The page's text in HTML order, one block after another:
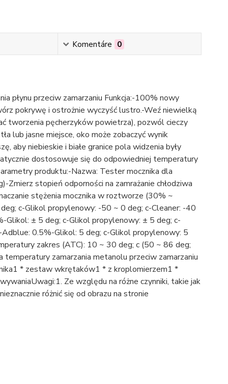
Komentáre 0
płynu przeciw zamarzaniu Funkcja:-100% nowy
pokrywę i ostrożnie wyczyść lustro.-Weź niewielką
tworzenia pęcherzyków powietrza), pozwól cieczy
lub jasne miejsce, oko może zobaczyć wynik
aby niebieskie i białe granice pola widzenia były
dostosowuje się do odpowiedniej temperatury
produktu:-Nazwa: Tester mocznika dla
stopień odporności na zamrażanie chłodziwa
stężenia mocznika w roztworze (30% ~
c-Glikol propylenowy: -50 ~ 0 deg; c-Cleaner: -40
Glikol: ± 5 deg; c-Glikol propylenowy: ± 5 deg; c-
0.5%-Glikol: 5 deg; c-Glikol propylenowy: 5
zakres (ATC): 10 ~ 30 deg; c (50 ~ 86 deg;
zamarzania metanolu przeciw zamarzaniu
* zestaw wkrętaków1 * z kroplomierzem1 *
Ze względu na różne czynniki, takie jak
różnić się od obrazu na stronie